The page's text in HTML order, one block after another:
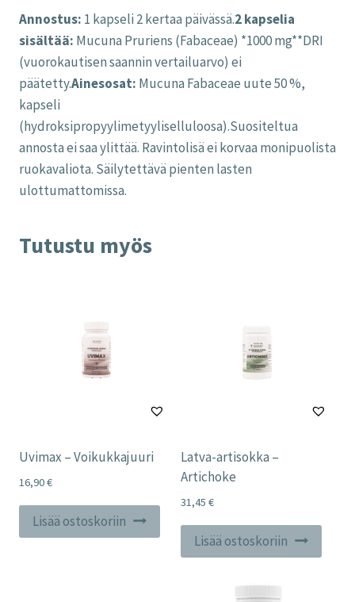
Annostus: 1 kapseli 2 kertaa päivässä.2 kapselia
sisältää: Mucuna Pruriens (Fabaceae) *1000 mg**DRI
(vuorokautisen saannin vertailuarvo) ei
päätetty.Ainesosat: Mucuna Fabaceae uute 50 %,
kapseli
(hydroksipropyylimetyyliselluloosa).Suositeltua
annosta ei saa ylittää. Ravintolisä ei korvaa monipuolista
ruokavaliota. Säilytettävä pienten lasten
ulottumattomissa.
Tutustu myös
Uvimax – Voikukkajuuri
16,90€
Lisää ostoskoriin
Latva-artisokka –
Artichoke
31,45 €
Lisää ostoskoriin